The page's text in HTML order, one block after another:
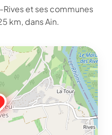
et ses communes
km, dans Ain.